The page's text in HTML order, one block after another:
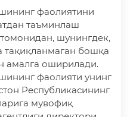
фаолиятини
таъминлаш
шунингдек,
тақиқланмаган бошқа
амалга оширилади.
фаолияти унинг
Республикасининг
мувофиқ